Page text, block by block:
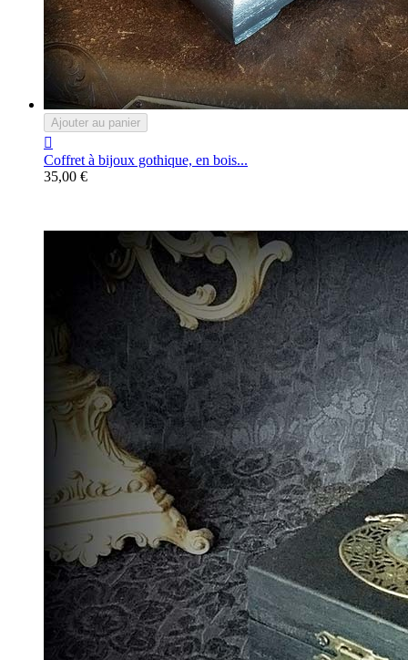
Ajouter au panier

Coffret à bijoux gothique, en bois...
35,00 €